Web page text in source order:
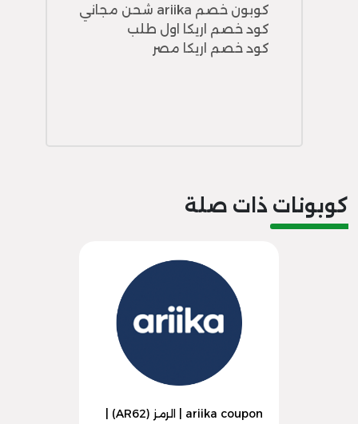
كوبون خصم ariika شحن مجاني
كود خصم اريكا اول طلب
كود خصم اريكا مصر
كوبونات ذات صلة
ariika coupon | الرمز (AR62) |